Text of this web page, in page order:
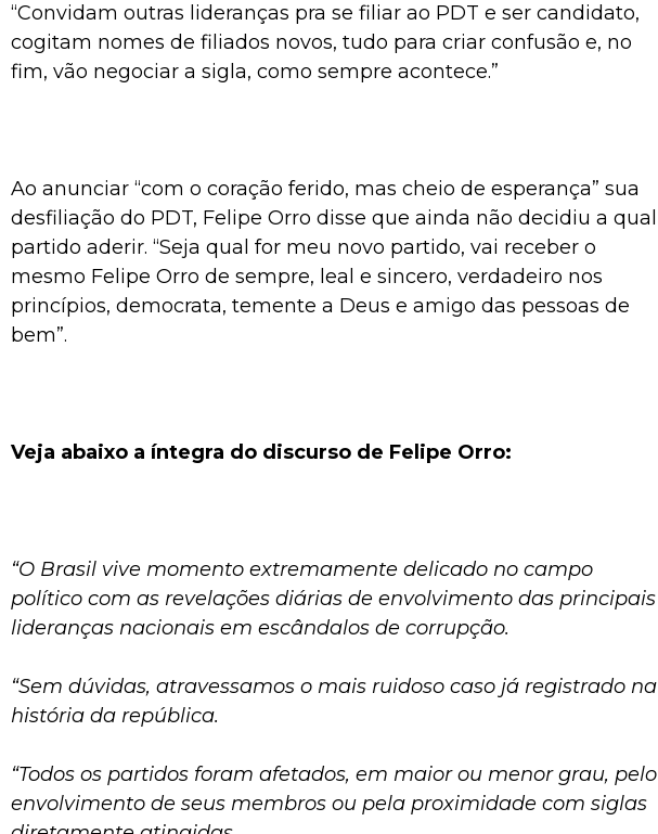
“Convidam outras lideranças pra se filiar ao PDT e ser candidato,
cogitam nomes de filiados novos, tudo para criar confusão e, no
fim, vão negociar a sigla, como sempre acontece.”
Ao anunciar “com o coração ferido, mas cheio de esperança” sua
desfiliação do PDT, Felipe Orro disse que ainda não decidiu a qual
partido aderir. “Seja qual for meu novo partido, vai receber o
mesmo Felipe Orro de sempre, leal e sincero, verdadeiro nos
princípios, democrata, temente a Deus e amigo das pessoas de
bem”.
Veja abaixo a íntegra do discurso de Felipe Orro:
“O Brasil vive momento extremamente delicado no campo
político com as revelações diárias de envolvimento das principais
lideranças nacionais em escândalos de corrupção.
“Sem dúvidas, atravessamos o mais ruidoso caso já registrado na
história da república.
“Todos os partidos foram afetados, em maior ou menor grau, pelo
envolvimento de seus membros ou pela proximidade com siglas